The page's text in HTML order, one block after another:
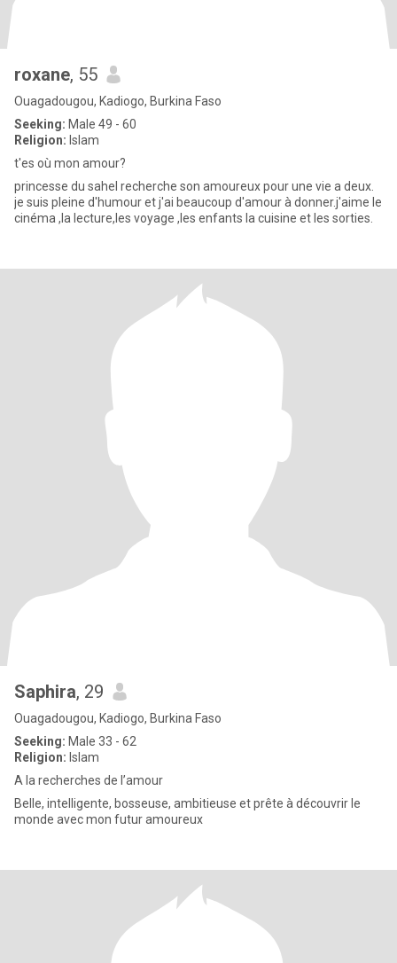
roxane, 55
Ouagadougou, Kadiogo, Burkina Faso
Seeking: Male 49 - 60
Religion: Islam
t'es où mon amour?
princesse du sahel recherche son amoureux pour une vie a deux.
je suis pleine d'humour et j'ai beaucoup d'amour à donner.j'aime le
cinéma ,la lecture,les voyage ,les enfants la cuisine et les sorties.
Saphira, 29
Ouagadougou, Kadiogo, Burkina Faso
Seeking: Male 33 - 62
Religion: Islam
A la recherches de l’amour
Belle, intelligente, bosseuse, ambitieuse et prête à découvrir le
monde avec mon futur amoureux